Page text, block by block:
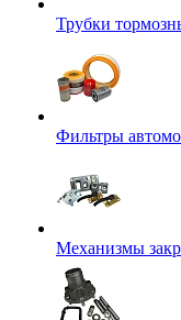
Трубки
Фильтры
Механизмы